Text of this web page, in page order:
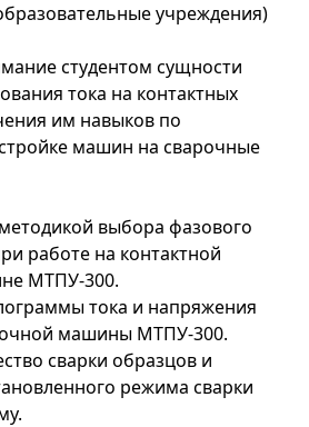
учреждения)
студентом сущности
тока на контактных
им навыков по
машин на сварочные
выбора фазового
работе на контактной
МТПУ-300.
тока и напряжения
машины МТПУ-300.
сварки образцов и
режима сварки